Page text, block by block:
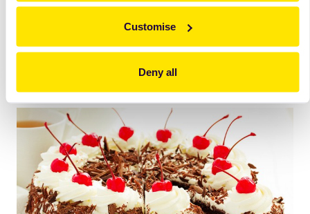
Customise
Deny all
Retete